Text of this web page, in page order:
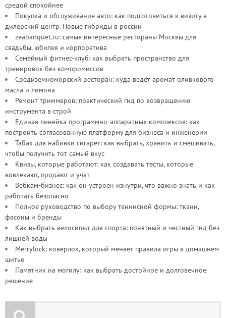
средой спокойнее
Покупка и обслуживание авто: как подготовиться к визиту в
дилерский центр. Новые гибриды в россии
zeabanquet.ru: самые интересные рестораны Москвы для
свадьбы, юбилея и корпоратива
Семейный фитнес-клуб: как выбрать пространство для
тренировок без компромиссов
Средиземноморский ресторан: куда ведёт аромат оливкового
масла и лимона
Ремонт триммеров: практический гид по возвращению
инструмента в строй
Единая линейка программно-аппаратных комплексов: как
построить согласованную платформу для бизнеса и инженерии
Табак для набивки сигарет: как выбрать, хранить и смешивать,
чтобы получить тот самый вкус
Квизы, которые работают: как создавать тесты, которые
вовлекают, продают и учат
Вебкам-бизнес: как он устроен изнутри, что важно знать и как
работать безопасно
Полное руководство по выбору теннисной формы: ткани,
фасоны и бренды
Как выбрать велосипед для спорта: понятный и честный гид без
лишней воды
Merrylock: коверлок, который меняет правила игры в домашнем
шитье
Памятник на могилу: как выбрать достойное и долговечное
решение